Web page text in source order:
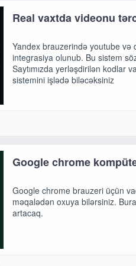
Real vaxtda videonu
Yandex brauzerində youtube
integrasiya olunub. Bu sistem
Saytımızda yerləşdirilən kodlar
sistemini işlədə biləcəksiniz
Google chrome
Google chrome brauzeri üçün
məqalədən oxuya bilərsiniz.
artacaq.